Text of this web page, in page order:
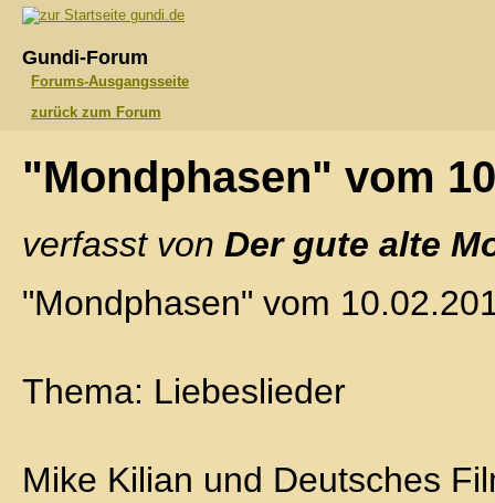
gundi.de
Gundi-Forum
Forums-Ausgangsseite
zurück zum Forum
"Mondphasen" vom
verfasst von Der gute alte
"Mondphasen" vom
Thema: Liebeslieder
Mike Kilian und Deutsches